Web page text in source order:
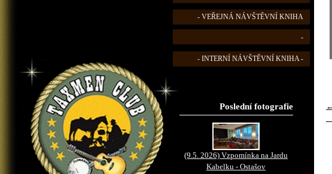
- VEŘEJNÁ NÁVŠTĚVNÍ KNIHA
-
- INTERNÍ NÁVŠTĚVNÍ KNIHA -
Poslední fotografie
(9.5. 2026) Vzpomínka na Jardu
Kabelku - Ostašov